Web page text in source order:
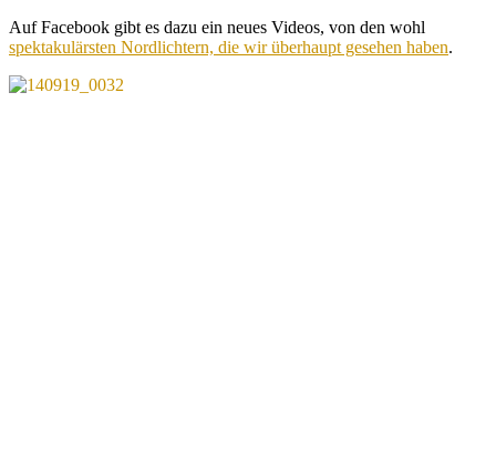
Auf Facebook gibt es dazu ein neues Videos, von den wohl
spektakulärsten Nordlichtern, die wir überhaupt gesehen haben.